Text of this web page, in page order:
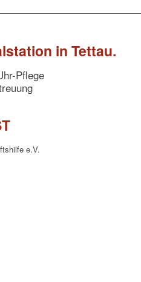
in Tettau.
Pflege
e.V.